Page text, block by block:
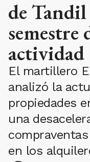
de
semestre
actividad
El martillero
analizó la
propiedades
una
en los